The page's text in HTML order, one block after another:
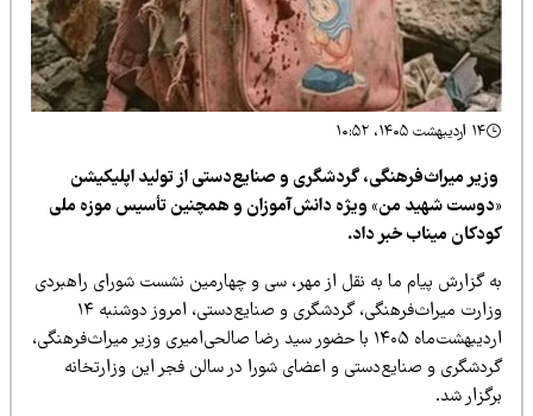
میراث‌فرهنگی، گردشگری و صنایع‌دستی از تولید اپلیکیشن
شهید من» ویژه دانش‌آموزان و همچنین تأسیس موزه ملی
میناب خبر داد.
گزارش پیام ما به نقل از مهر، سی و چهارمین نشست شورای راهبردی
وزارت میراث‌فرهنگی، گردشگری و صنایع‌دستی، امروز دوشنبه ۱۴
اردیبهشت‌ماه ۱۴۰۵ با حضور سید رضا صالحی‌امیری وزیر میراث‌فرهنگی،
و صنایع‌دستی و اعضای شورا در سالن فجر این وزارتخانه
شد.